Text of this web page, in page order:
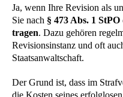
Ja, wenn Ihre Revision als
Sie nach § 473 Abs. 1
tragen. Dazu gehören
Revisionsinstanz und oft
Staatsanwaltschaft.
Der Grund ist, dass im